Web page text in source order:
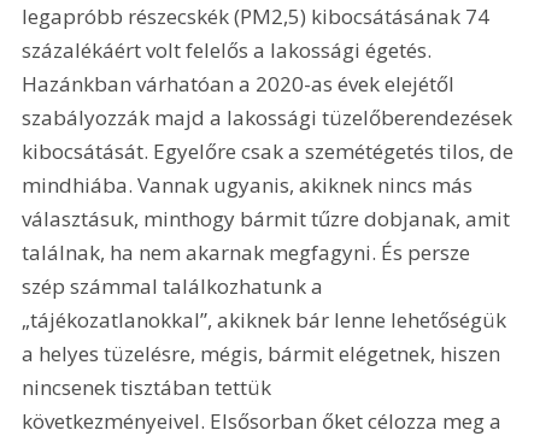
legapróbb részecskék (PM2,5) kibocsátásának 74
százalékáért volt felelős a lakossági égetés.
Hazánkban várhatóan a 2020-as évek elejétől
szabályozzák majd a lakossági tüzelőberendezések
kibocsátását. Egyelőre csak a szemétégetés tilos, de
mindhiába. Vannak ugyanis, akiknek nincs más
választásuk, minthogy bármit tűzre dobjanak, amit
találnak, ha nem akarnak megfagyni. És persze
szép számmal találkozhatunk a
„tájékozatlanokkal”, akiknek bár lenne lehetőségük
a helyes tüzelésre, mégis, bármit elégetnek, hiszen
nincsenek tisztában tettük
következményeivel. Elsősorban őket célozza meg a